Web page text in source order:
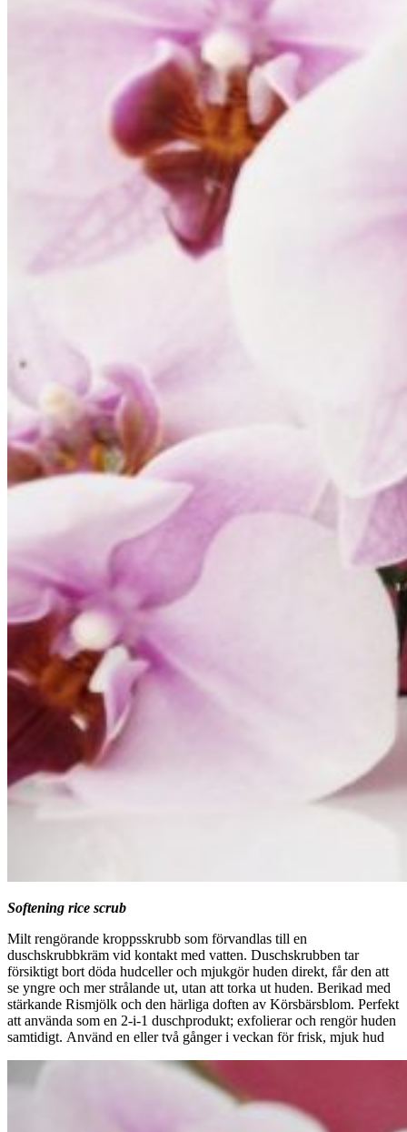
Softening rice scrub
Milt rengörande kroppsskrubb som förvandlas till en
duschskrubbkräm vid kontakt med vatten. Duschskrubben tar
försiktigt bort döda hudceller och mjukgör huden direkt, får den att
se yngre och mer strålande ut, utan att torka ut huden. Berikad med
stärkande Rismjölk och den härliga doften av Körsbärsblom. Perfekt
att använda som en 2-i-1 duschprodukt; exfolierar och rengör huden
samtidigt. Använd en eller två gånger i veckan för frisk, mjuk hud